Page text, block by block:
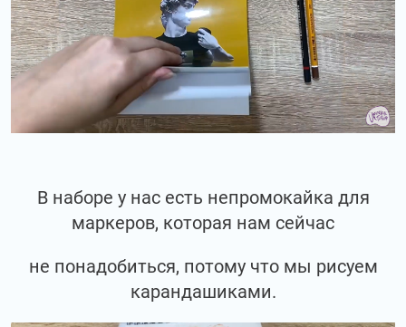
В наборе у нас есть непромокайка для
маркеров, которая нам сейчас
не понадобиться, потому что мы рисуем
карандашиками.